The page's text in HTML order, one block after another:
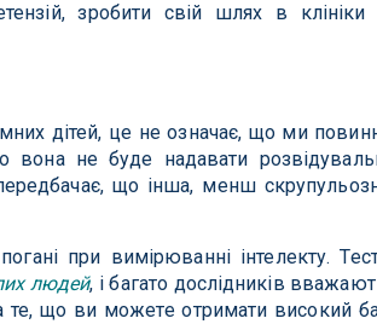
зробити свій шлях в клініки
дітей, це не означає, що ми
не буде надавати
що інша, менш
при вимірюванні інтелекту.
людей, і багато дослідників
те, що ви можете отримати високий